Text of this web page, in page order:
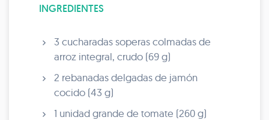
INGREDIENTES
3 cucharadas soperas colmadas de
arroz integral, crudo (69 g)
2 rebanadas delgadas de jamón
cocido (43 g)
1 unidad grande de tomate (260 g)